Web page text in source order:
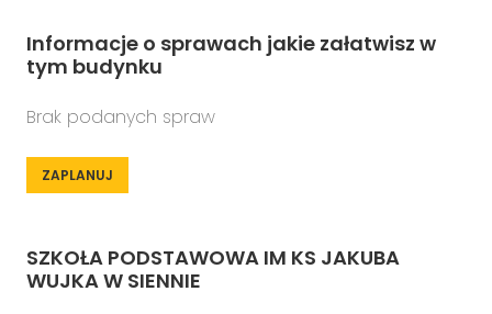
Informacje o sprawach jakie załatwisz w
tym budynku
Brak podanych spraw
ZAPLANUJ
SZKOŁA PODSTAWOWA IM KS JAKUBA
WUJKA W SIENNIE